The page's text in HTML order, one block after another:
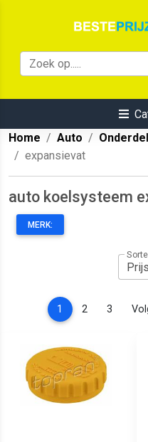
Home
Auto
expansievat
auto koelsysteem
MERK:
1 (current)
2 3